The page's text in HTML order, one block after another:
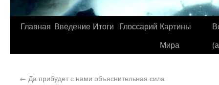
Главная Введение Итоги Глоссарий Картины
Мира
← Да прибудет с нами объяснительная сила